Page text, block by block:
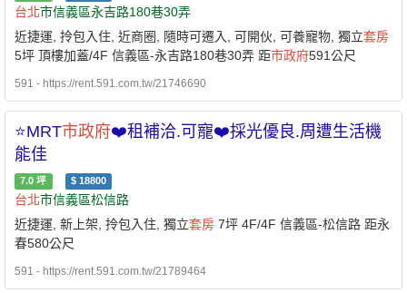
台北市信義區永吉路180巷30弄
近捷運, 拎包入住, 近商圈, 隨時可遷入, 可開伙, 可養寵物, 獨立套房
5坪 頂樓加蓋/4F 信義區-永吉路180巷30弄 距市政府591公尺
591 - https://rent.591.com.tw/21746690
⭐MRT市政府❤️租補洽.可寵❤️採光優良.周遭生活機
能佳
7.0 坪 $ 18800
台北市信義區松信路
近捷運, 新上架, 拎包入住, 獨立套房 7坪 4F/4F 信義區-松信路 距永
春580公尺
591 - https://rent.591.com.tw/21789464